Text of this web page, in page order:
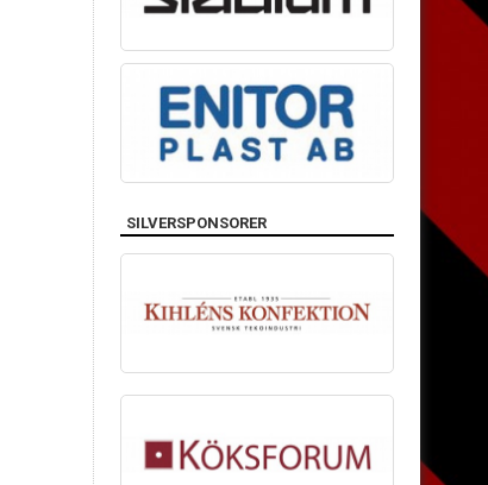
SILVERSPONSORER